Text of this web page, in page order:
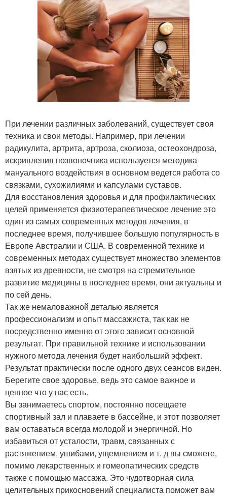
При лечении различных заболеваний, существует своя
техника и свои методы. Например, при лечении
радикулита, артрита, артроза, сколиоза, остеохондроза,
искривления позвоночника используется методика
мануального воздействия в основном ведется работа со
связками, сухожилиями и капсулами суставов.
Для восстановления здоровья и для профилактических
целей применяется физиотерапевтическое лечение это
один из самых современных методов лечения, в
последнее время, получившее большую популярность в
Европе Австралии и США. В современной технике и
современных методах существует множество элементов
взятых из древности, не смотря на стремительное
развитие медицины в последнее время, они актуальны и
по сей день.
Так же немаловажной деталью является
профессионализм и опыт массажиста, так как не
посредственно именно от этого зависит основной
результат. При правильной технике и использовании
нужного метода лечения будет наибольший эффект.
Результат практически после одного двух сеансов виден.
Берегите свое здоровье, ведь это самое важное и
ценное что у нас есть.
Вы занимаетесь спортом, постоянно посещаете
спортивный зал и плаваете в бассейне, и этот позволяет
вам оставаться всегда молодой и энергичной. Но
избавиться от усталости, травм, связанных с
растяжением, ушибами, ущемлением и т. д вы сможете,
помимо лекарственных и гомеопатических средств
также с помощью массажа. Это чудотворная сила
целительных прикосновений специалиста поможет вам